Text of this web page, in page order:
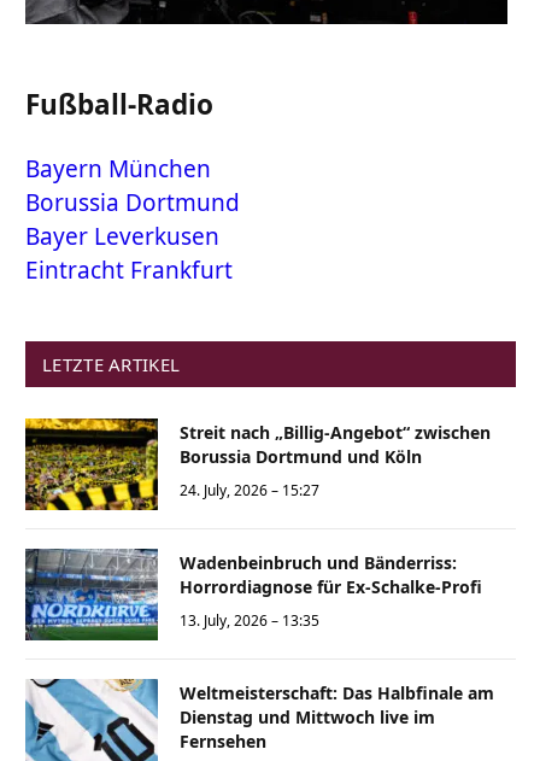
Fußball-Radio
Bayern München
Borussia Dortmund
Bayer Leverkusen
Eintracht Frankfurt
LETZTE ARTIKEL
Streit nach „Billig-Angebot“ zwischen
Borussia Dortmund und Köln
24. July, 2026 – 15:27
Wadenbeinbruch und Bänderriss:
Horrordiagnose für Ex-Schalke-Profi
13. July, 2026 – 13:35
Weltmeisterschaft: Das Halbfinale am
Dienstag und Mittwoch live im
Fernsehen